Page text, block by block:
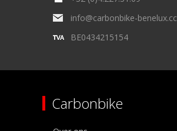
info@carbonbike-benelux.cc
BE0434215154
Carbonbike